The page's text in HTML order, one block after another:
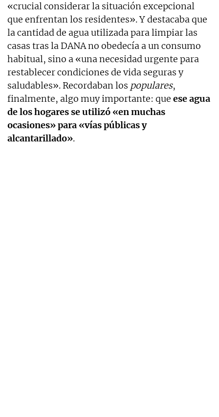
«crucial considerar la situación excepcional
que enfrentan los residentes». Y destacaba que
la cantidad de agua utilizada para limpiar las
casas tras la DANA no obedecía a un consumo
habitual, sino a «una necesidad urgente para
restablecer condiciones de vida seguras y
saludables». Recordaban los populares,
finalmente, algo muy importante: que ese agua
de los hogares se utilizó «en muchas
ocasiones» para «vías públicas y
alcantarillado».